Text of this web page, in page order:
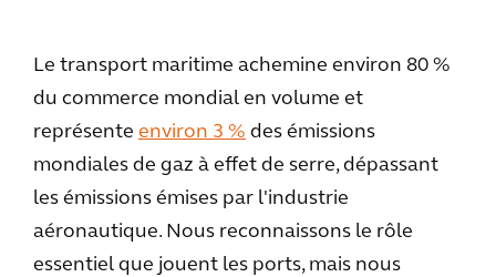
Le transport maritime achemine environ 80 %
du commerce mondial en volume et
représente environ 3 % des émissions
mondiales de gaz à effet de serre, dépassant
les émissions émises par l'industrie
aéronautique. Nous reconnaissons le rôle
essentiel que jouent les ports, mais nous